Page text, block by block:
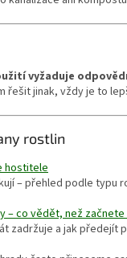
vyžaduje
řešit jinak, vždy je to
rostlin
hostitele
– přehled podle typu
– co vědět, než
zadržuje a jak předejít